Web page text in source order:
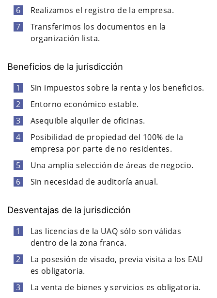
Realizamos el registro de la empresa.
Transferimos los documentos en la
organización lista.
Beneficios de la jurisdicción
Sin impuestos sobre la renta y los beneficios.
Entorno económico estable.
Asequible alquiler de oficinas.
Posibilidad de propiedad del 100% de la
empresa por parte de no residentes.
Una amplia selección de áreas de negocio.
Sin necesidad de auditoría anual.
Desventajas de la jurisdicción
Las licencias de la UAQ sólo son válidas
dentro de la zona franca.
La posesión de visado, previa visita a los EAU
es obligatoria.
La venta de bienes y servicios es obligatoria.